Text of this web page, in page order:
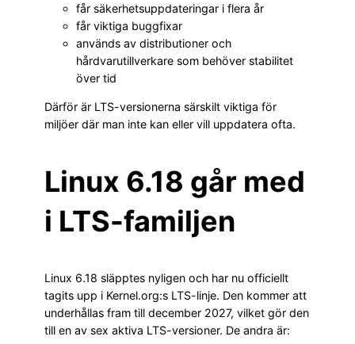
får säkerhetsuppdateringar i flera år
får viktiga buggfixar
används av distributioner och
hårdvarutillverkare som behöver stabilitet
över tid
Därför är LTS-versionerna särskilt viktiga för
miljöer där man inte kan eller vill uppdatera ofta.
Linux 6.18 går med
i LTS-familjen
Linux 6.18 släpptes nyligen och har nu officiellt
tagits upp i Kernel.org:s LTS-linje. Den kommer att
underhållas fram till december 2027, vilket gör den
till en av sex aktiva LTS-versioner. De andra är: